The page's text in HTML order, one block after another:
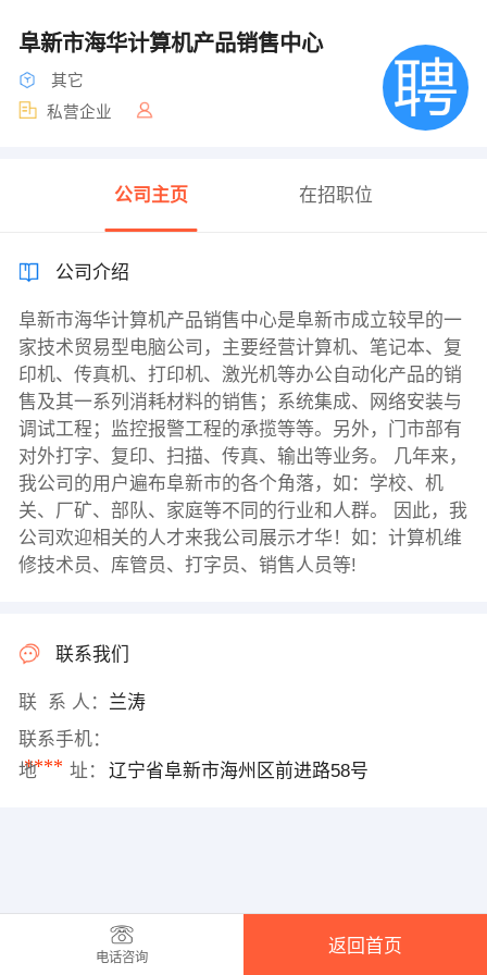
阜新市海华计算机产品销售中心
其它
私营企业
公司主页 在招职位
公司介绍
阜新市海华计算机产品销售中心是阜新市成立较早的一
家技术贸易型电脑公司，主要经营计算机、笔记本、复
印机、传真机、打印机、激光机等办公自动化产品的销
售及其一系列消耗材料的销售；系统集成、网络安装与
调试工程；监控报警工程的承揽等等。另外，门市部有
对外打字、复印、扫描、传真、输出等业务。 几年来，
我公司的用户遍布阜新市的各个角落，如：学校、机
关、厂矿、部队、家庭等不同的行业和人群。 因此，我
公司欢迎相关的人才来我公司展示才华！如：计算机维
修技术员、库管员、打字员、销售人员等!
联系我们
联 系 人： 兰涛
联系手机：
****
地 址： 辽宁省阜新市海州区前进路58号
电话咨询
返回首页